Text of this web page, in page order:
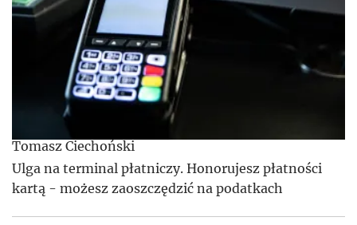
Tomasz Ciechoński
Ulga na terminal płatniczy. Honorujesz płatności
kartą - możesz zaoszczędzić na podatkach